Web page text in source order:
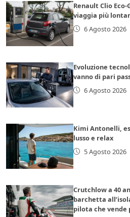
Renault Clio
viaggia più
6 Agosto 2026
Evoluzione
vanno di pari
6 Agosto 2026
Kimi Antonelli,
lusso e relax
5 Agosto 2026
Crutchlow a 40
barchetta
pilota che vende